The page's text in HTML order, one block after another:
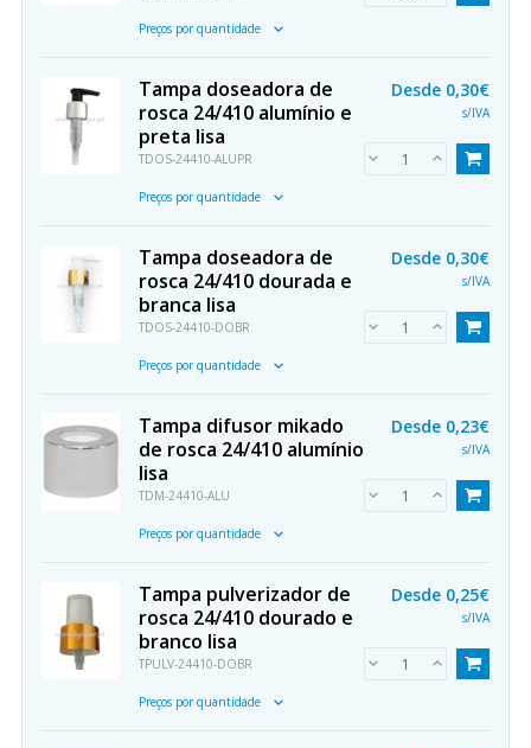
Preços por quantidade
Tampa doseadora de
rosca 24/410 alumínio e
preta lisa
TDOS-24410-ALUPR
Preços por quantidade
Desde 0,30€
s/IVA
Tampa doseadora de
rosca 24/410 dourada e
branca lisa
TDOS-24410-DOBR
Preços por quantidade
Desde 0,30€
s/IVA
Tampa difusor mikado
de rosca 24/410 alumínio
lisa
TDM-24410-ALU
Preços por quantidade
Desde 0,23€
s/IVA
Tampa pulverizador de
rosca 24/410 dourado e
branco lisa
TPULV-24410-DOBR
Preços por quantidade
Desde 0,25€
s/IVA